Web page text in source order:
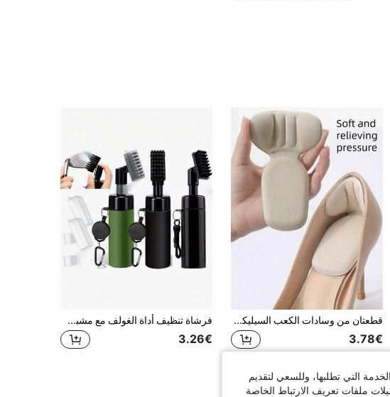
قطعتان من وسادات الكعب السيليكون الناعمة متعددة الأغراض، وسادات كعب شفافة مضادة للانزلاق، مناسبة للكعب العالي والأحذية المسطحة والصنادل والأحذية الرياضية
3.78€
فرشاة تنظيف أداة الغولف مع مشبك محتجز وزجاجة مياه قابلة للضغط، فرشاة رش محمولة لتنظيف أداة الغولف، عبوة تحتوي على 5 أونصة (150 مل) من الماء لتنظيف عميق وتحسين الأداء، إكسسوارات أساسية للغولف للرجال، أفضل هدايا الغولف للرجال
3.26€
التي تطلبها، وللسعي لتقديم
ملفات تعريف الارتباط الخاصة